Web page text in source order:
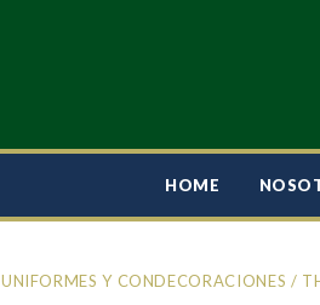
HOME
UNIFORMES Y CONDECORACIONES /